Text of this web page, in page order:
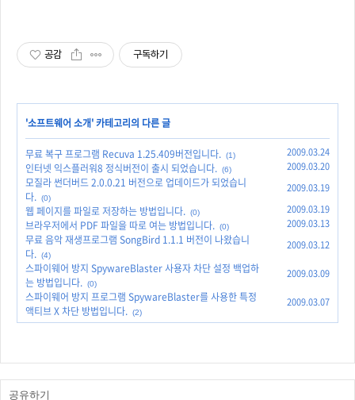
공감 구독하기
'소프트웨어 소개' 카테고리의 다른 글
무료 복구 프로그램 Recuva 1.25.409버전입니다. (1) 2009.03.24
인터넷 익스플러워8 정식버전이 출시 되었습니다. (6) 2009.03.20
모질라 썬더버드 2.0.0.21 버전으로 업데이드가 되었습니
다. (0)
2009.03.19
웹 페이지를 파일로 저장하는 방법입니다. (0) 2009.03.19
브라우저에서 PDF 파일을 따로 여는 방법입니다. (0) 2009.03.13
무료 음악 재생프로그램 SongBird 1.1.1 버전이 나왔습니
다. (4)
2009.03.12
스파이웨어 방지 SpywareBlaster 사용자 차단 설정 백업하
는 방법입니다. (0)
2009.03.09
스파이웨어 방지 프로그램 SpywareBlaster를 사용한 특정
액티브 X 차단 방법입니다. (2)
2009.03.07
공유하기